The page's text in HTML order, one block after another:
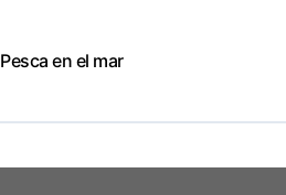
Pesca en el mar